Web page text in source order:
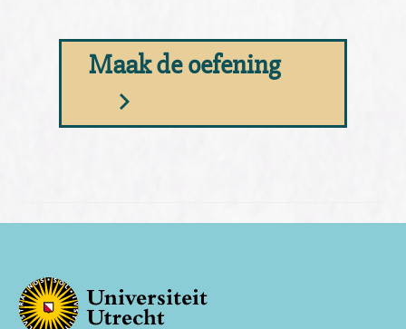
Maak de oefening